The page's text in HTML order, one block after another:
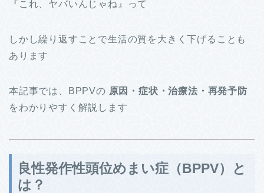
『これ、ヤバいんじゃね』って
しかし繰り返すことで生活の質を大きく下げることも
あります
本記事では、BPPVの 原因・症状・治療法・再発予防
をわかりやすく解説します
良性発作性頭位めまい症（BPPV）と
は？